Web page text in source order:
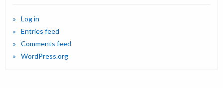
Log in
Entries feed
Comments feed
WordPress.org